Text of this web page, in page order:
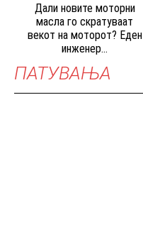
Дали новите моторни
масла го скратуваат
векот на моторот? Еден
инженер...
ПАТУВАЊА